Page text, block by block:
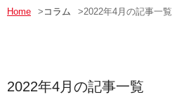
Home > コラム >2022年4月の記事一覧
2022年4月の記事一覧